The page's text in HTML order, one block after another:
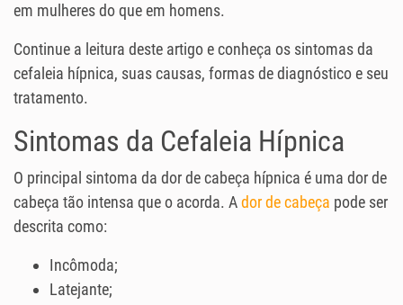
em mulheres do que em homens.
Continue a leitura deste artigo e conheça os sintomas da
cefaleia hípnica, suas causas, formas de diagnóstico e seu
tratamento.
Sintomas da Cefaleia Hípnica
O principal sintoma da dor de cabeça hípnica é uma dor de
cabeça tão intensa que o acorda. Ador de cabeça pode ser
descrita como:
Incômoda;
Latejante;